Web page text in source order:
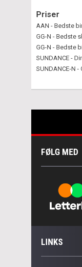
Priser
AAN - Bedste
GG-N - Bedste
GG-N - Bedste
SUNDANCE -
SUNDANCE-N
FØLG MED
LINKS